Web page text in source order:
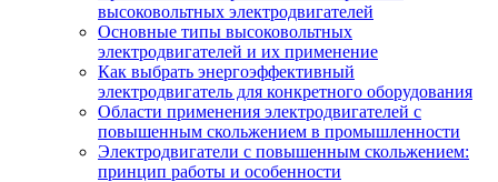
высоковольтных электродвигателей
Основные типы высоковольтных
электродвигателей и их применение
Как выбрать энергоэффективный
электродвигатель для конкретного оборудования
Области применения электродвигателей с
повышенным скольжением в промышленности
Электродвигатели с повышенным скольжением:
принцип работы и особенности